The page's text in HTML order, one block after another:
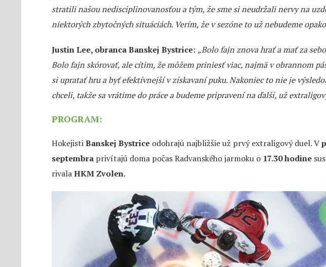
stratili našou nedisciplinovanosťou a tým, že sme si neudržali nervy na
niektorých zbytočných situáciách. Verím, že v sezóne to už nebudeme
Justin Lee, obranca Banskej Bystrice: „Bolo fajn znova hrať a mať za
Bolo fajn skórovať, ale cítim, že môžem priniesť viac, najmä v obrannom
si upratať hru a byť efektívnejší v získavaní puku. Nakoniec to nie je
chceli, takže sa vrátime do práce a budeme pripravení na ďalší, už
PROGRAM:
HokejistiBanskej Bystrice odohrajú najbližšie už prvý extraligový duel. V
septembra privítajú doma počas Radvanského jarmoku o 17.30 hodine
rivalaHKM Zvolen.